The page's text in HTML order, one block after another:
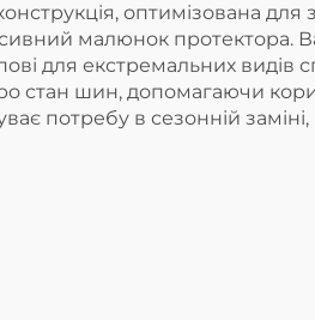
оптимізована
малюнок протектора.
для екстремальних видів
стан шин, допомагаючи
потребу в сезонній